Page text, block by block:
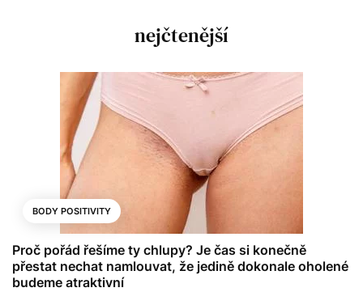
nejčtenější
BODY POSITIVITY
Proč pořád řešíme ty chlupy? Je čas si konečně
přestat nechat namlouvat, že jedině dokonale oholené
budeme atraktivní